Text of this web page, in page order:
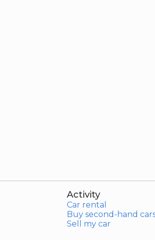
Activity
Car rental
Buy second-hand
Sell my car